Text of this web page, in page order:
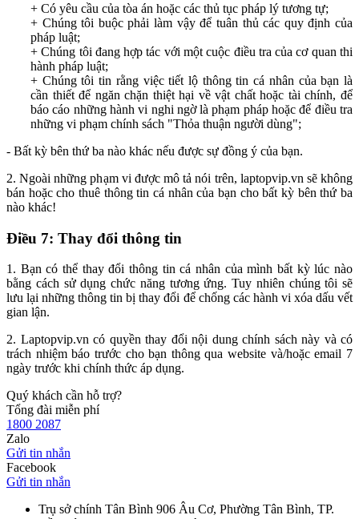
+ Có yêu cầu của tòa án hoặc các thủ tục pháp lý tương tự;
+ Chúng tôi buộc phải làm vậy để tuân thủ các quy định của
pháp luật;
+ Chúng tôi đang hợp tác với một cuộc điều tra của cơ quan thi
hành pháp luật;
+ Chúng tôi tin rằng việc tiết lộ thông tin cá nhân của bạn là
cần thiết để ngăn chặn thiệt hại về vật chất hoặc tài chính, để
báo cáo những hành vi nghi ngờ là phạm pháp hoặc để điều tra
những vi phạm chính sách "Thỏa thuận người dùng";
- Bất kỳ bên thứ ba nào khác nếu được sự đồng ý của bạn.
2. Ngoài những phạm vi được mô tả nói trên, laptopvip.vn sẽ không
bán hoặc cho thuê thông tin cá nhân của bạn cho bất kỳ bên thứ ba
nào khác!
Điều 7: Thay đổi thông tin
1. Bạn có thể thay đổi thông tin cá nhân của mình bất kỳ lúc nào
bằng cách sử dụng chức năng tương ứng. Tuy nhiên chúng tôi sẽ
lưu lại những thông tin bị thay đổi để chống các hành vi xóa dấu vết
gian lận.
2. Laptopvip.vn có quyền thay đổi nội dung chính sách này và có
trách nhiệm báo trước cho bạn thông qua website và/hoặc email 7
ngày trước khi chính thức áp dụng.
Quý khách cần hỗ trợ?
Tổng đài miễn phí
1800 2087
Zalo
Gửi tin nhắn
Facebook
Gửi tin nhắn
Trụ sở chính Tân Bình 906 Âu Cơ, Phường Tân Bình, TP.